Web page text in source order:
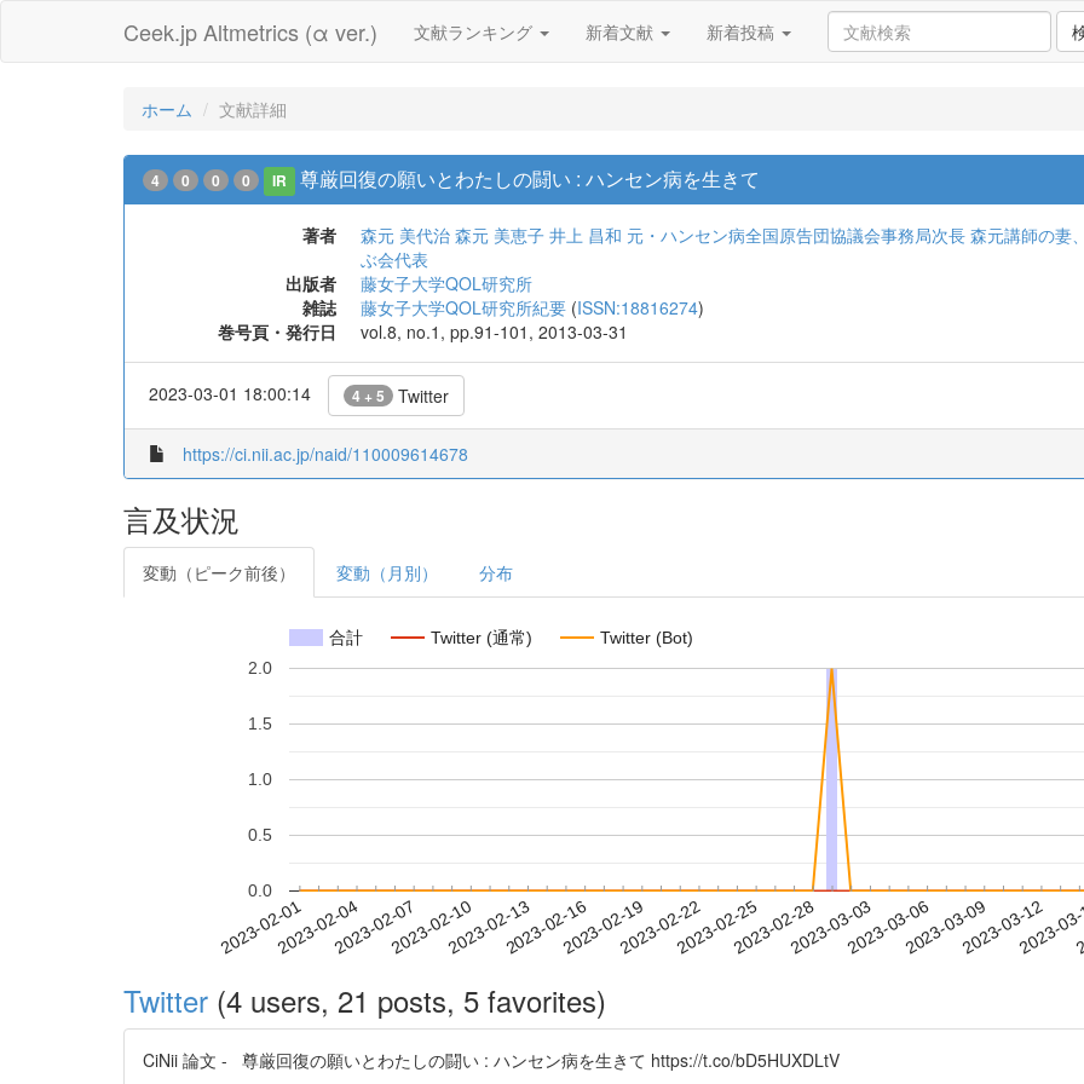
Ceek.jp Altmetrics (α ver.) 文献ランキング 新着文献 新着投稿
ホーム 文献詳細
4 0 0 0 IR 尊厳回復の願いとわたしの闘い : ハンセン病を生きて
著者 森元 美代治 森元 美恵子 井上 昌和 元・ハンセン病全国原告団協議会事務局次長 森元講師の妻
ぶ会代表
出版者
藤女子大学QOL研究所
雑誌
藤女子大学QOL研究所紀要 (ISSN:18816274)
巻号頁・発行日
vol.8, no.1, pp.91-101, 2013-03-31
2023-03-01 18:00:14 4 + 5 Twitter
https://ci.nii.ac.jp/naid/110009614678
言及状況
変動（ピーク前後） 変動（月別） 分布
合計 Twitter (通常) Twitter (Bot)
2023-02-012023-02-042023-02-072023-02-102023-02-132023-02-162023-02-192023-02-222023-02-252023-02-282023-03-032023-03-062023-03-092023-03-12
2023-
0.0
0.5
1.0
1.5
2.0
Twitter (4 users, 21 posts, 5 favorites)
CiNii 論文 - 尊厳回復の願いとわたしの闘い : ハンセン病を生きて https://t.co/bD5HUXDLtV